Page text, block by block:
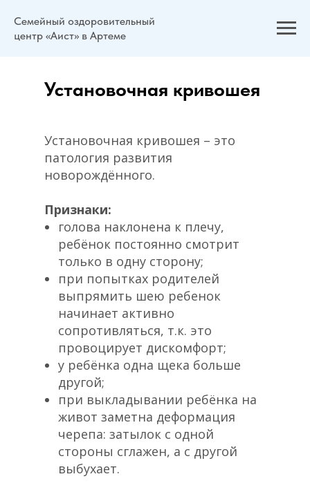
Семейный оздоровительный
центр «Аист» в Артеме
Установочная кривошея
Установочная кривошея – это
патология развития
новорождённого.
Признаки:
голова наклонена к плечу,
ребёнок постоянно смотрит
только в одну сторону;
при попытках родителей
выпрямить шею ребенок
начинает активно
сопротивляться, т.к. это
провоцирует дискомфорт;
у ребёнка одна щека больше
другой;
при выкладывании ребёнка на
живот заметна деформация
черепа: затылок с одной
стороны сглажен, а с другой
выбухает.